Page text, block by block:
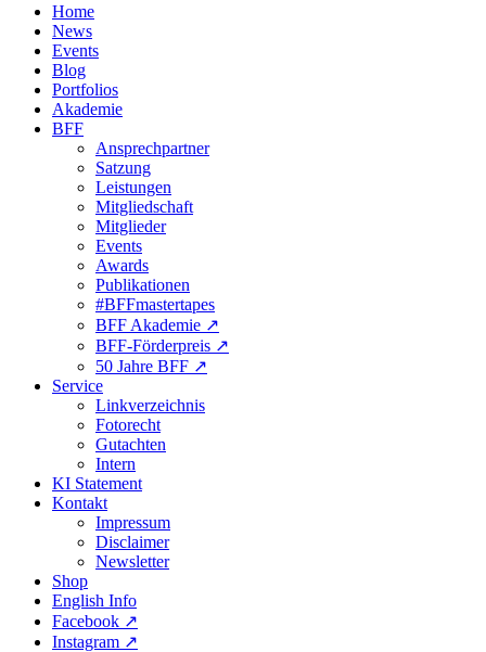
Home
News
Events
Blog
Portfolios
Akademie
BFF
Ansprechpartner
Satzung
Leistungen
Mitgliedschaft
Mitglieder
Events
Awards
Publikationen
#BFFmastertapes
BFF Akademie ↗︎
BFF-Förderpreis ↗︎
50 Jahre BFF ↗︎
Service
Linkverzeichnis
Fotorecht
Gutachten
Intern
KI Statement
Kontakt
Impressum
Disclaimer
Newsletter
Shop
English Info
Facebook ↗︎
Instagram ↗︎